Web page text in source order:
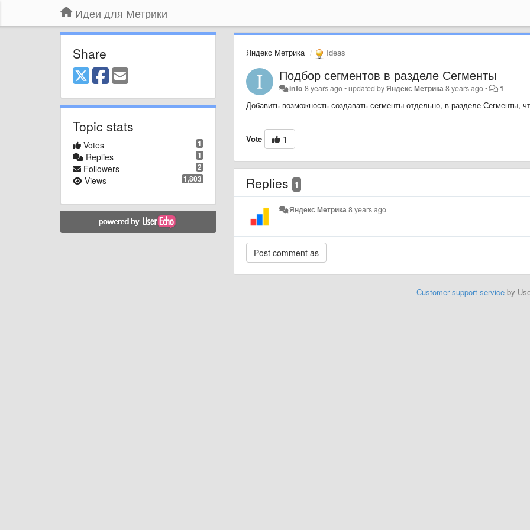
Идеи для Метрики
Share
Topic stats
1
Votes
1
Replies
2
Followers
1,803
Views
Яндекс Метрика Ideas
Подбор сегментов в разделе Сегменты
info 8 years ago•updated byЯндекс Метрика 8 years ago• 1
Добавить возможность создавать сегменты отдельно, в разделе Сегменты,
Vote 1
Replies 1
Яндекс Метрика 8 years ago
Customer support service by